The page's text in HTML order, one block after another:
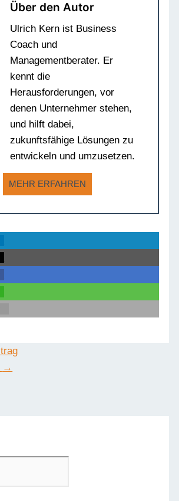
Über den Autor
Ulrich Kern ist Business
Coach und
Managementberater. Er
kennt die
Herausforderungen, vor
denen Unternehmer stehen,
und hilft dabei,
zukunftsfähige Lösungen zu
entwickeln und umzusetzen.
MEHR ERFAHREN
→